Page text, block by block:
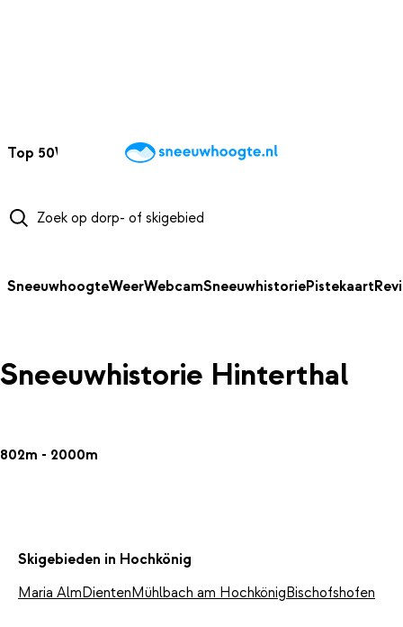
Top 50Webcams WintersportweerKaarten
SneeuwhoogteWeerWebcamSneeuwhistoriePistekaart
Sneeuwhistorie Hinterthal
802m - 2000m
Skigebieden in Hochkönig
Maria AlmDientenMühlbach am HochkönigBischofshofen